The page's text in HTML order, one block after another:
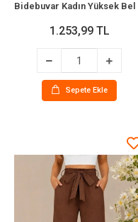
1.253,99 TL
Sepete Ekle